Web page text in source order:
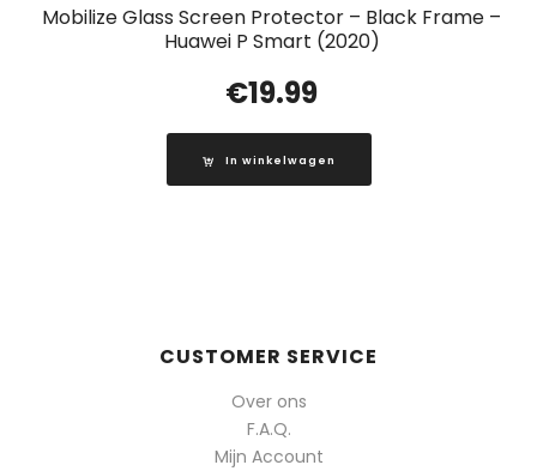
Mobilize Glass Screen Protector – Black Frame –
Huawei P Smart (2020)
€19.99
In winkelwagen
CUSTOMER SERVICE
Over ons
F.A.Q.
Mijn Account